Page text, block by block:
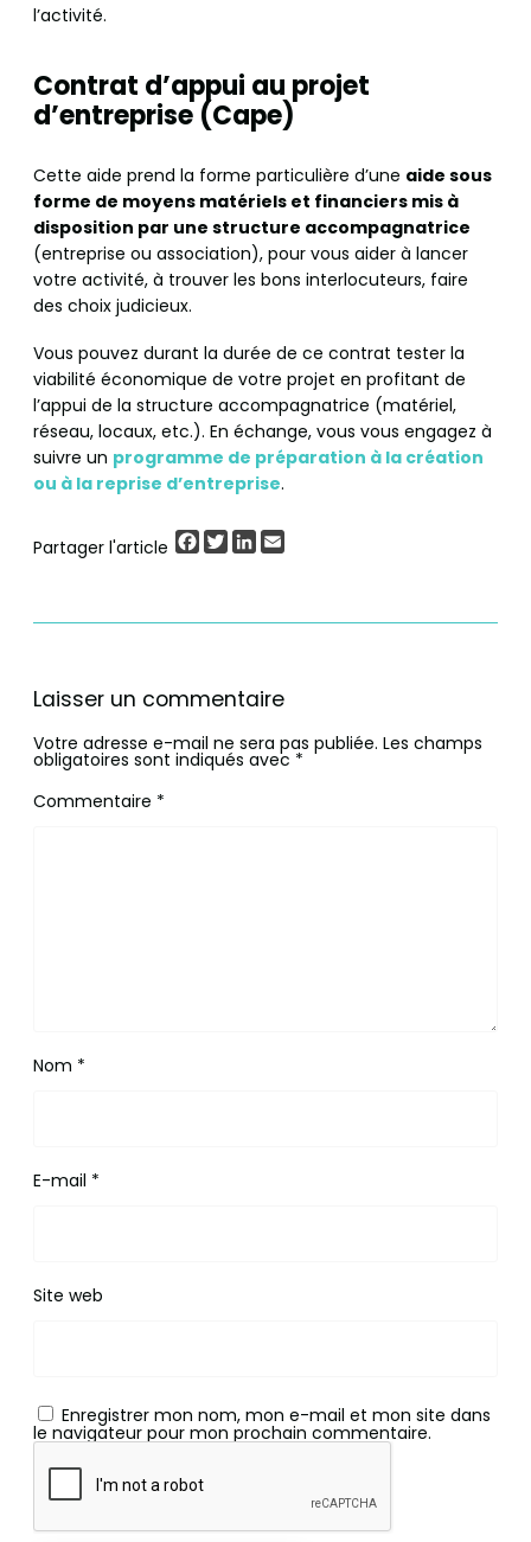
l’activité.
Contrat d’appui au projet
d’entreprise (Cape)
Cette aide prend la forme particulière d’une aide sous
forme de moyens matériels et financiers mis à
disposition par une structure accompagnatrice
(entreprise ou association), pour vous aider à lancer
votre activité, à trouver les bons interlocuteurs, faire
des choix judicieux.
Vous pouvez durant la durée de ce contrat tester la
viabilité économique de votre projet en profitant de
l’appui de la structure accompagnatrice (matériel,
réseau, locaux, etc.). En échange, vous vous engagez à
suivre un programme de préparation à la création
ou à la reprise d’entreprise.
Partager l'article Facebook
TwitterLinkedIn
Laisser un commentaire
Votre adresse e-mail ne sera pas publiée. Les champs
obligatoires sont indiqués avec *
Commentaire *
Nom *
E-mail *
Site web
Enregistrer mon nom, mon e-mail et mon site dans
le navigateur pour mon prochain commentaire.